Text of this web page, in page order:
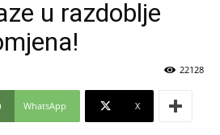
u razdoblje
22128
WhatsApp X